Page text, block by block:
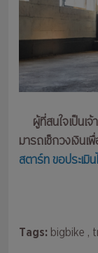
ผู้ที่สนใจเป็นเจ้
มารถเช็กวงเงิน
สตาร์ท ขอประเมิ
Tags: bigbike ,